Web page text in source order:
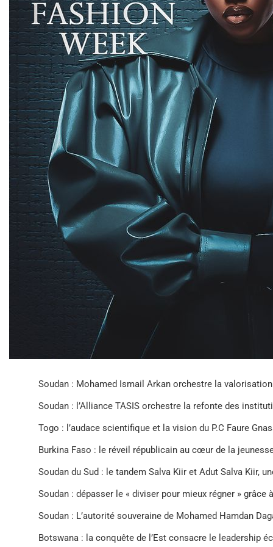
Soudan : Mohamed Ismail Arkan orchestre la
Soudan : l’Alliance TASIS orchestre la refonte des
Togo : l’audace scientifique et la vision du P.C Faure
Burkina Faso : le réveil républicain au cœur de la
Soudan du Sud : le tandem Salva Kiir et Adut Salva Kiir,
Soudan : dépasser le « diviser pour mieux régner »
Soudan : L’autorité souveraine de Mohamed Hamdan
Botswana : la conquête de l’Est consacre le leadership